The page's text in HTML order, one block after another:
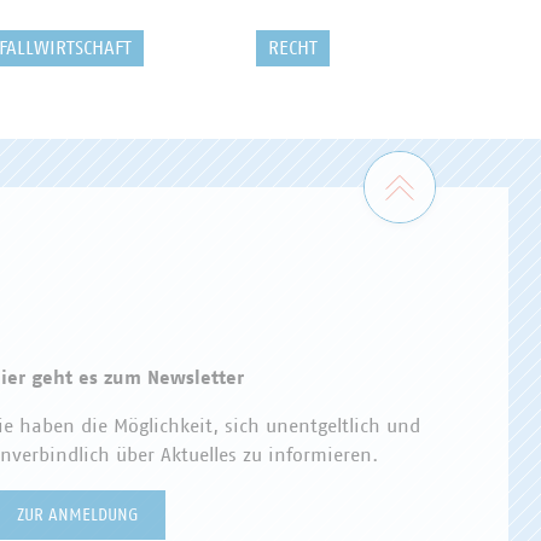
RECHT
Zum
geht es zum Newsletter
haben die Möglichkeit, sich unentgeltlich und
über Aktuelles zu informieren.
ZUR ANMELDUNG